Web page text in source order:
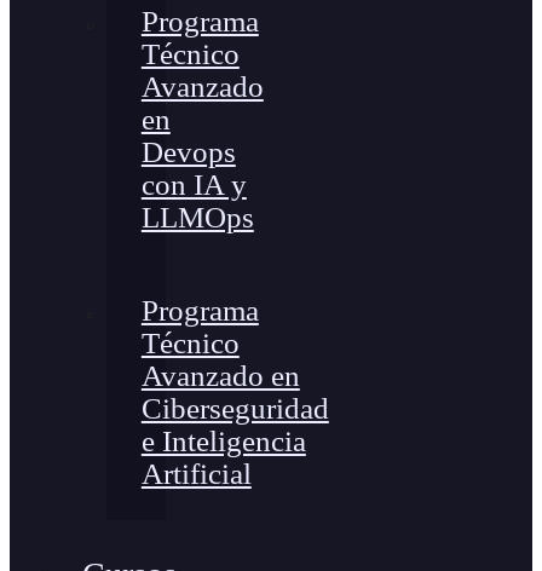
Programa
Técnico
Avanzado
en
Devops
con IA y
LLMOps
Programa
Técnico
Avanzado en
Ciberseguridad
e Inteligencia
Artificial